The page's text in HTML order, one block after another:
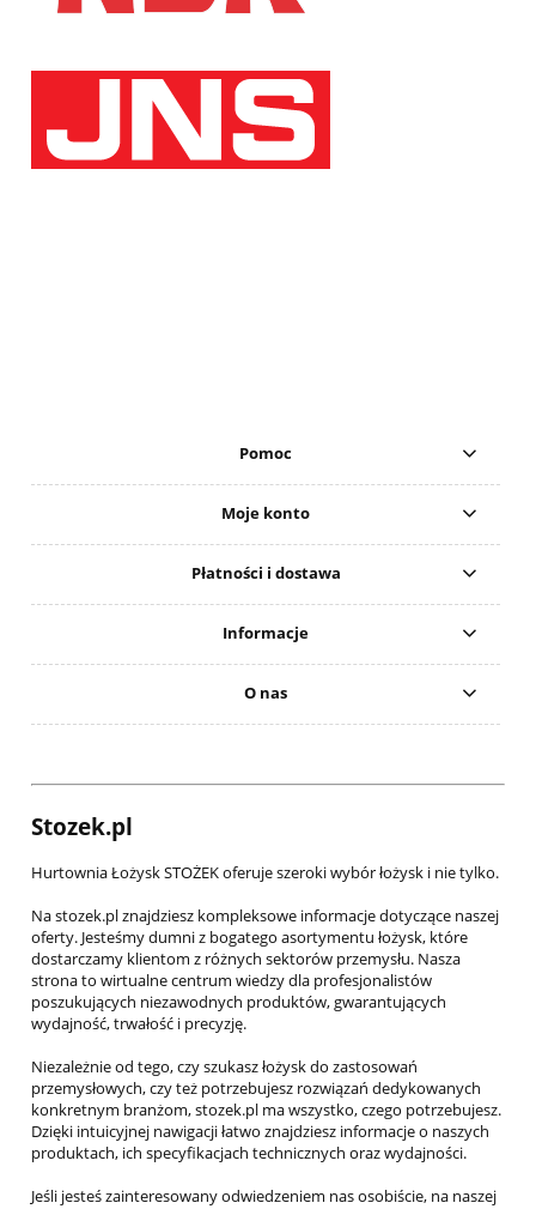
Pomoc
Moje konto
Płatności i dostawa
Informacje
O nas
Stozek.pl
Hurtownia Łożysk STOŻEK oferuje szeroki wybór łożysk i nie tylko.
Na stozek.pl znajdziesz kompleksowe informacje dotyczące naszej
oferty. Jesteśmy dumni z bogatego asortymentu łożysk, które
dostarczamy klientom z różnych sektorów przemysłu. Nasza
strona to wirtualne centrum wiedzy dla profesjonalistów
poszukujących niezawodnych produktów, gwarantujących
wydajność, trwałość i precyzję.
Niezależnie od tego, czy szukasz łożysk do zastosowań
przemysłowych, czy też potrzebujesz rozwiązań dedykowanych
konkretnym branżom, stozek.pl ma wszystko, czego potrzebujesz.
Dzięki intuicyjnej nawigacji łatwo znajdziesz informacje o naszych
produktach, ich specyfikacjach technicznych oraz wydajności.
Jeśli jesteś zainteresowany odwiedzeniem nas osobiście, na naszej